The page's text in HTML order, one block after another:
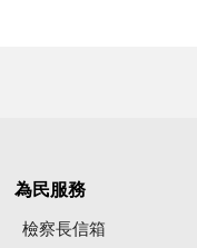
為民服務
檢察長信箱